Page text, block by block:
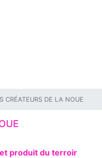
CRÉATEURS DE LA NOUE
produit du terroir